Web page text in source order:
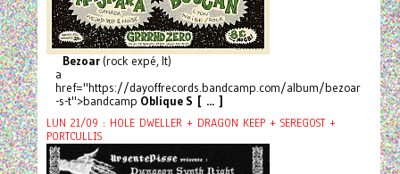
Bezoar(rock expé, It)
a
href="https://dayoffrecords.bandcamp.com/album/bezoar
-s-t">bandcamp Oblique S [ ... ]
LUN 21/09 : HOLE DWELLER + DRAGON KEEP + SEREGOST +
PORTCULLIS